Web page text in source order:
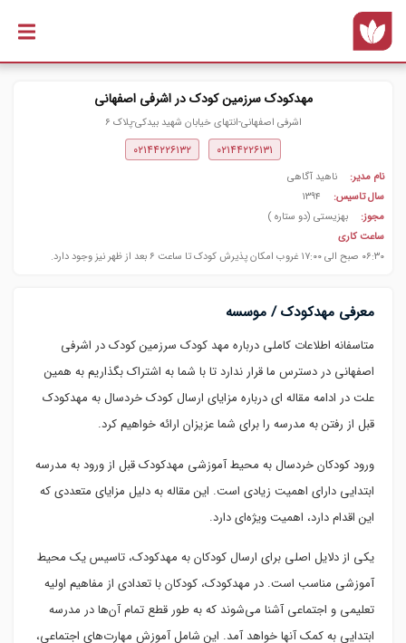
مهدکودک سرزمین کودک در اشرفی اصفهانی
اشرفی اصفهانی-انتهای خیابان شهید بیدکی-پلاک ۶
۰۲۱۴۴۲۲۶۱۳۱ ۰۲۱۴۴۲۲۶۱۳۲
نام مدیر:
ناهید آگاهی
سال تاسیس:
۱۳۹۴
مجوز:
بهزیستی (دو ستاره )
ساعت کاری
۰۶:۳۰ صبح الی ۱۷:۰۰ غروب امکان پذیرش کودک تا ساعت ۶ بعد از ظهر نیز وجود دارد.
معرفی مهدکودک / موسسه
متاسفانه اطلاعات کاملی درباره مهد کودک سرزمین کودک در اشرفی
اصفهانی در دسترس ما قرار ندارد تا با شما به اشتراک بگذاریم به همین
علت در ادامه مقاله ای درباره مزایای ارسال کودک خردسال به مهدکودک
قبل از رفتن به مدرسه را برای شما عزیزان ارائه خواهیم کرد.
ورود کودکان خردسال به محیط آموزشی مهدکودک قبل از ورود به مدرسه
ابتدایی دارای اهمیت زیادی است. این مقاله به دلیل مزایای متعددی که
این اقدام دارد، اهمیت ویژه‌ای دارد.
یکی از دلایل اصلی برای ارسال کودکان به مهدکودک، تاسیس یک محیط
آموزشی مناسب است. در مهدکودک، کودکان با تعدادی از مفاهیم اولیه
تعلیمی و اجتماعی آشنا می‌شوند که به طور قطع تمام آن‌ها در مدرسه
ابتدایی به کمک آنها خواهد آمد. این شامل آموزش مهارت‌های اجتماعی،